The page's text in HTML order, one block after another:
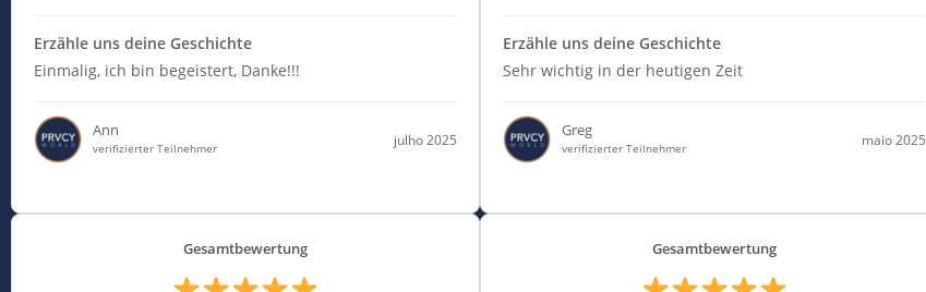
Erzähle uns deine Geschichte
Einmalig, ich bin begeistert, Danke!!!
Ann
verifizierter Teilnehmer
julho 2025
Erzähle uns deine Geschichte
Sehr wichtig in der heutigen Zeit
Greg
verifizierter Teilnehmer
maio 2025
Gesamtbewertung Gesamtbewertung